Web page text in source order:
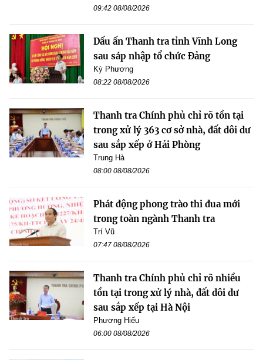
09:42 08/08/2026
Dấu ấn Thanh tra tỉnh Vĩnh Long
sau sáp nhập tổ chức Đảng
Kỳ Phương
08:22 08/08/2026
Thanh tra Chính phủ chỉ rõ tồn tại
trong xử lý 363 cơ sở nhà, đất dôi dư
sau sắp xếp ở Hải Phòng
Trung Hà
08:00 08/08/2026
Phát động phong trào thi đua mới
trong toàn ngành Thanh tra
Trí Vũ
07:47 08/08/2026
Thanh tra Chính phủ chỉ rõ nhiều
tồn tại trong xử lý nhà, đất dôi dư
sau sắp xếp tại Hà Nội
Phương Hiếu
06:00 08/08/2026